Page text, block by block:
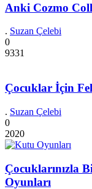
Anki Cozmo
. Suzan Çelebi
0
9331
Çocuklar İçin
. Suzan Çelebi
0
2020
Çocuklarınızla
Oyunları